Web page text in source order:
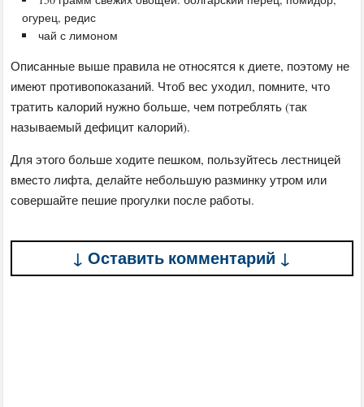
огурец, редис
чай с лимоном
Описанные выше правила не относятся к диете, поэтому не
имеют противопоказаний. Чтоб вес уходил, помните, что
тратить калорий нужно больше, чем потреблять (так
называемый дефицит калорий).
Для этого больше ходите пешком, пользуйтесь лестницей
вместо лифта, делайте небольшую разминку утром или
совершайте пешие прогулки после работы.
↓ Оставить комментарий ↓